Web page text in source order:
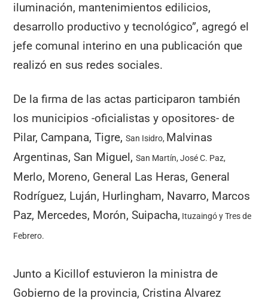
iluminación, mantenimientos edilicios,
desarrollo productivo y tecnológico”, agregó el
jefe comunal interino en una publicación que
realizó en sus redes sociales.
De la firma de las actas participaron también
los municipios -oficialistas y opositores- de
Pilar, Campana, Tigre,San Isidro, Malvinas
Argentinas, San Miguel,San Martín, José C. Paz,
Merlo, Moreno, General Las Heras, General
Rodríguez, Luján, Hurlingham, Navarro, Marcos
Paz, Mercedes, Morón, Suipacha, Ituzaingó y Tres de
Febrero.
Junto a Kicillof estuvieron la ministra de
Gobierno de la provincia, Cristina Alvarez